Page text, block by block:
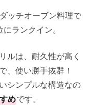
ッチオーブン料理で
ランクイン。
ルは、耐久性が高く
、使い勝手抜群！
シンプルな構造なの
めです。